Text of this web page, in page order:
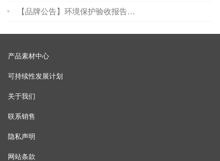
【品牌公告】环境保护验收报告…
产品素材中心
可持续性发展计划
关于我们
联系销售
隐私声明
网站条款